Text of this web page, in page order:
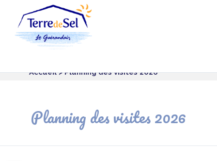
Accueil> Planning des visites 2026
Planning des visites 2026
Panneau de gestion des cookies